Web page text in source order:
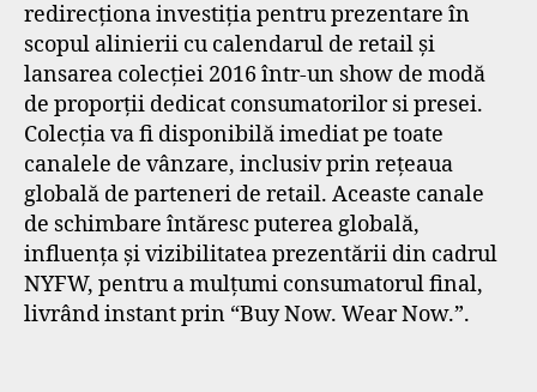
redirecționa investiția pentru prezentare în
scopul alinierii cu calendarul de retail și
lansarea colecției 2016 într-un show de modă
de proporții dedicat consumatorilor si presei.
Colecția va fi disponibilă imediat pe toate
canalele de vânzare, inclusiv prin rețeaua
globală de parteneri de retail. Aceaste canale
de schimbare întăresc puterea globală,
influența și vizibilitatea prezentării din cadrul
NYFW, pentru a mulțumi consumatorul final,
livrând instant prin “Buy Now. Wear Now.”.